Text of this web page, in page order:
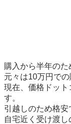
購入から半年のた
元々は10万円での
現在、価格ドット
す。
引越しのため格安
自宅近く受け渡